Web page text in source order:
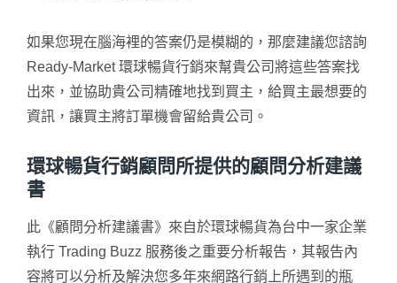
如果您現在腦海裡的答案仍是模糊的，那麼建議您諮詢
Ready-Market 環球暢貨行銷來幫貴公司將這些答案找
出來，並協助貴公司精確地找到買主，給買主最想要的
資訊，讓買主將訂單機會留給貴公司。
環球暢貨行銷顧問所提供的顧問分析建議
書
此《顧問分析建議書》來自於環球暢貨為台中一家企業
執行 Trading Buzz 服務後之重要分析報告，其報告內
容將可以分析及解決您多年來網路行銷上所遇到的瓶